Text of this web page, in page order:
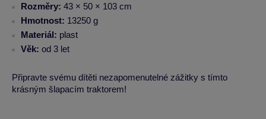
Rozměry: 43 × 50 × 103 cm
Hmotnost: 13250 g
Materiál: plast
Věk: od 3 let
Připravte svému dítěti nezapomenutelné zážitky s tímto
krásným šlapacím traktorem!